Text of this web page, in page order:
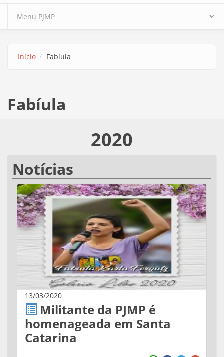
Início Fabíula
Fabíula
2020
Notícias
13/03/2020
Militante da PJMP é
homenageada em Santa
Catarina